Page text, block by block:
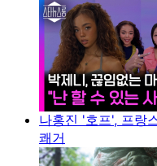
나홍진 '호프', 프랑
쾌거